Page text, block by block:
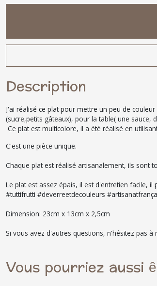
Description
J'ai réalisé ce plat pour mettre un peu de
(sucre,petits gâteaux), pour la table( une
Ce plat est multicolore, il a été réalisé en
C'est une pièce unique.
Chaque plat est réalisé artisanalement, ils sont
Le plat est assez épais, il est d'entretien facile, il
#tuttifrutti #deverreetdecouleurs
Dimension: 23cm x 13cm x 2,5cm
Si vous avez d'autres questions, n'hésitez pas
Vous pourriez aussi